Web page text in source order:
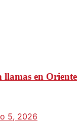
llamas en Oriente
5, 2026